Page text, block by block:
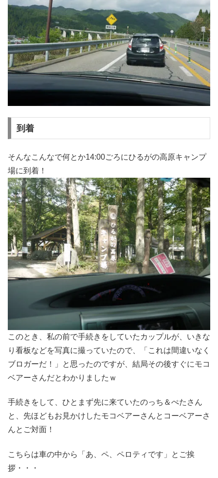
到着
そんなこんなで何とか14:00ごろにひるがの高原キャンプ
場に到着！
このとき、私の前で手続きをしていたカップルが、いきな
り看板などを写真に撮っていたので、「これは間違いなく
ブロガーだ！」と思ったのですが、結局その後すぐにモコ
ベアーさんだとわかりましたｗ
手続きをして、ひとまず先に来ていたのっち＆ぺたさん
と、先ほどもお見かけしたモコベアーさんとコーベアーさ
んとご対面！
こちらは車の中から「あ、ペ、ペロティです」とご挨
拶・・・